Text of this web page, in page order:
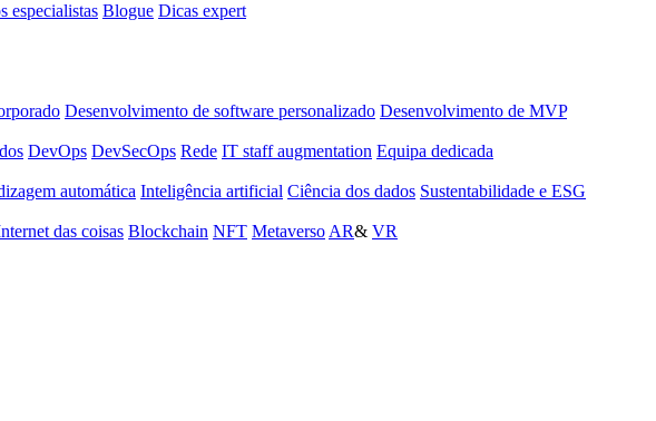
especialistas Blogue Dicas expert
Desenvolvimento de software personalizado Desenvolvimento de MVP
DevOps DevSecOps Rede IT staff augmentation Equipa dedicada
automática Inteligência artificial Ciência dos dados Sustentabilidade e ESG
das coisas Blockchain NFT Metaverso AR& VR